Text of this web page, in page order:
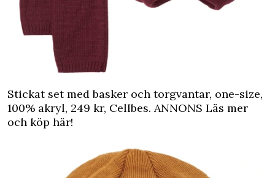
Stickat set med basker och torgvantar, one-size,
100% akryl, 249 kr, Cellbes. ANNONS Läs mer
och köp här!